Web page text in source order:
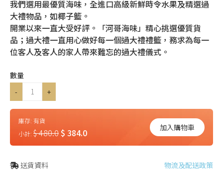
我們選用最優質海味，全進口高級新鮮時令水果及精選過
大禮物品，如椰子籃。
開業以來一直大受好評。「河哥海味」精心挑選優質貨
品；過大禮一直用心做好每一個過大禮禮籃，務求為每一
位客人及客人的家人帶來難忘的過大禮儀式。
數量
-
+
庫存: 有貨
小計: $ 480.0$ 384.0 加入購物車
送貨資料 物流及配送政策